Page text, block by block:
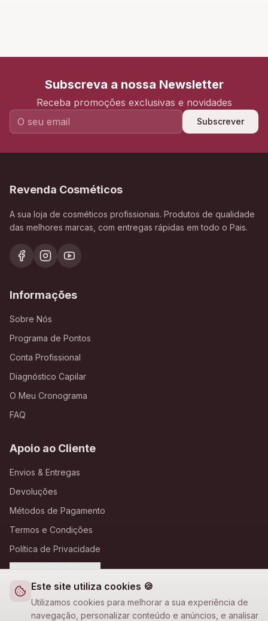
Este site utiliza cookies 🍪
Utilizamos cookies para melhorar a sua experiência de
navegação, personalizar conteúdo e anúncios, e analisar
Subscreva a nossa Newsletter
Receba promoções exclusivas e novidades
Subscrever
Revenda Cosméticos
A sua loja de cosméticos profissionais. Produtos de qualidade
das melhores marcas, com entregas rápidas em todo o Pais.
Informações
Sobre Nós
Programa de Pontos
Conta Profissional
Diagnóstico Capilar
O Meu Cronograma
FAQ
Apoio ao Cliente
Envios & Entregas
Devoluções
Métodos de Pagamento
Termos e Condições
Política de Privacidade
Definições de Cookies
A Loja Nova